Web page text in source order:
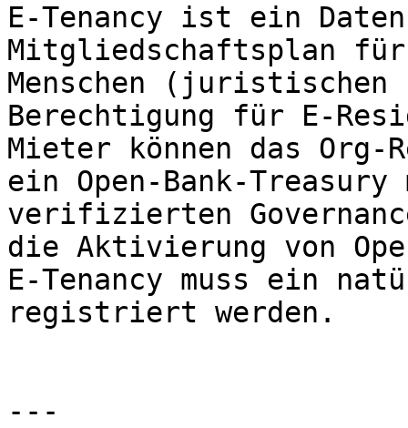
E-Tenancy ist ein
Mitgliedschaftsplan
Menschen
Berechtigung für E-
Mieter können das Org-
ein Open-Bank-
verifizierten
die Aktivierung von
E-Tenancy muss ein
registriert werden.
---